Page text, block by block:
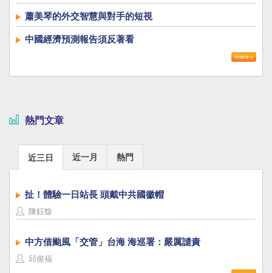
蕭美琴的外交智慧與對手的短視
中國經濟預測報告須反著看
熱門文章
近三日 近一月 熱門
扯！體驗一日站長 頭戴中共國徽帽
陳鈺馥
中方借颱風「交管」台海 海巡署：嚴厲譴責
邱俊福